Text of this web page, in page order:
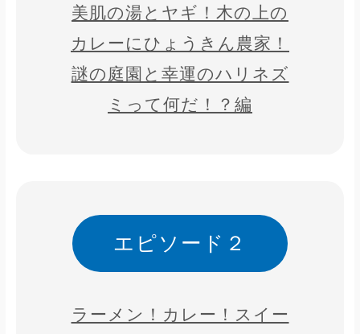
美肌の湯とヤギ！木の上の
カレーにひょうきん農家！
謎の庭園と幸運のハリネズ
ミって何だ！？編
エピソード２
ラーメン！カレー！スイー